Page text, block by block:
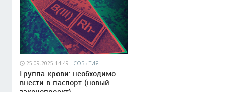
25.09.2025 14:49 СОБЫТИЯ
Группа крови: необходимо
внести в паспорт (новый